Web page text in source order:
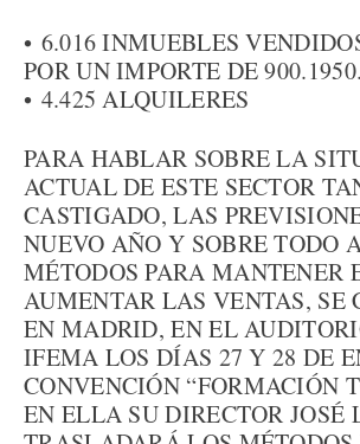
• 6.016 INMUEBLES
POR UN IMPORTE DE
• 4.425 ALQUILERES
PARA HABLAR SOBRE LA
ACTUAL DE ESTE SECTOR
CASTIGADO, LAS
NUEVO AÑO Y SOBRE TODO
MÉTODOS PARA MANTENER
AUMENTAR LAS VENTAS, SE
EN MADRID, EN EL
IFEMA LOS DÍAS 27 Y 28 DE
CONVENCIÓN “FORMACIÓN
EN ELLA SU DIRECTOR JOSÉ